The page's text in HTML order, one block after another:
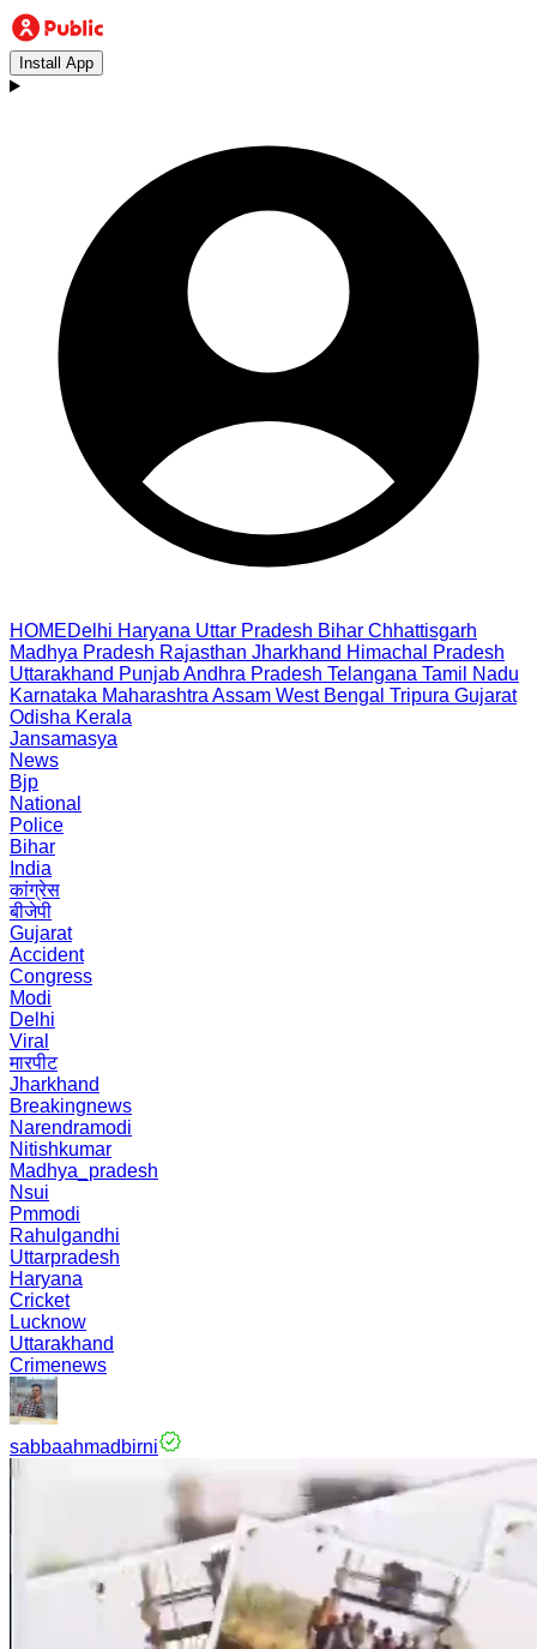
Install App
HOMEDelhi Haryana Uttar Pradesh Bihar Chhattisgarh
Madhya Pradesh Rajasthan Jharkhand Himachal Pradesh
Uttarakhand PunjabAndhra Pradesh Telangana Tamil Nadu
Karnataka Maharashtra Assam West Bengal Tripura Gujarat
Odisha Kerala
Jansamasya
News
Bjp
National
Police
Bihar
India
कांग्रेस
बीजेपी
Gujarat
Accident
Congress
Modi
Delhi
Viral
मारपीट
Jharkhand
Breakingnews
Narendramodi
Nitishkumar
Madhya_pradesh
Nsui
Pmmodi
Rahulgandhi
Uttarpradesh
Haryana
Cricket
Lucknow
Uttarakhand
Crimenews
sabbaahmadbirni